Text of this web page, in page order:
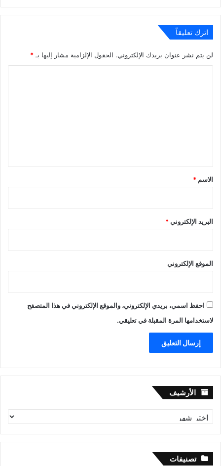
اترك تعليقاً
لن يتم نشر عنوان بريدك الإلكتروني. الحقول الإلزامية مشار إليها بـ *
*
الاسم *
البريد الإلكتروني*
الموقع الإلكتروني
احفظ اسمي، بريدي الإلكتروني، والموقع الإلكتروني في هذا المتصفح
لاستخدامها المرة المقبلة في تعليقي.
الأرشيف الأرشيف
تصنيفات